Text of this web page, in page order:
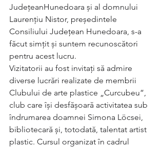
JudețeanHunedoara și al domnului
Laurențiu Nistor, președintele
Consiliului Județean Hunedoara, s-a
făcut simțit și suntem recunoscători
pentru acest lucru.
Vizitatorii au fost invitați să admire
diverse lucrări realizate de membrii
Clubului de arte plastice „Curcubeu”,
club care își desfășoară activitatea sub
îndrumarea doamnei Simona Löcsei,
bibliotecară și, totodată, talentat artist
plastic. Cursul organizat în cadrul